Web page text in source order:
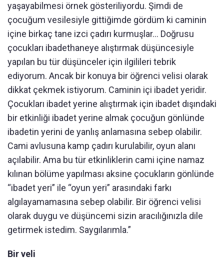
yaşayabilmesi örnek gösteriliyordu. Şimdi de
çocuğum vesilesiyle gittiğimde gördüm ki caminin
içine birkaç tane izci çadırı kurmuşlar... Doğrusu
çocukları ibadethaneye alıştırmak düşüncesiyle
yapılan bu tür düşünceler için ilgilileri tebrik
ediyorum. Ancak bir konuya bir öğrenci velisi olarak
dikkat çekmek istiyorum. Caminin içi ibadet yeridir.
Çocukları ibadet yerine alıştırmak için ibadet dışındaki
bir etkinliği ibadet yerine almak çocuğun gönlünde
ibadetin yerini de yanlış anlamasına sebep olabilir.
Cami avlusuna kamp çadırı kurulabilir, oyun alanı
açılabilir. Ama bu tür etkinliklerin cami içine namaz
kılınan bölüme yapılması aksine çocukların gönlünde
“ibadet yeri” ile “oyun yeri” arasındaki farkı
algılayamamasına sebep olabilir. Bir öğrenci velisi
olarak duygu ve düşüncemi sizin aracılığınızla dile
getirmek istedim. Saygılarımla.”
Bir veli